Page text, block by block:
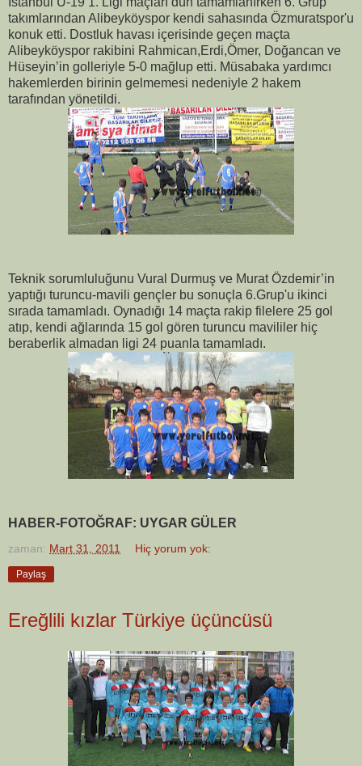
takımlarından Alibeyköyspor kendi sahasında Özmuratspor'u
konuk etti. Dostluk havası içerisinde geçen maçta
Alibeyköyspor rakibini Rahmican,Erdi,Ömer, Doğancan ve
Hüseyin’in golleriyle 5-0 mağlup etti. Müsabaka yardımcı
hakemlerden birinin gelmemesi nedeniyle 2 hakem
tarafından yönetildi.
Teknik sorumluluğunu Vural Durmuş ve Murat Özdemir’in
yaptığı turuncu-mavili gençler bu sonuçla 6.Grup'u ikinci
sırada tamamladı. Oynadığı 14 maçta rakip filelere 25 gol
atıp, kendi ağlarında 15 gol gören turuncu mavililer hiç
beraberlik almadan ligi 24 puanla tamamladı.
HABER-FOTOĞRAF: UYGAR GÜLER
zaman: Mart 31, 2011 Hiç yorum yok:
Paylaş
Ereğlili kızlar Türkiye üçüncüsü